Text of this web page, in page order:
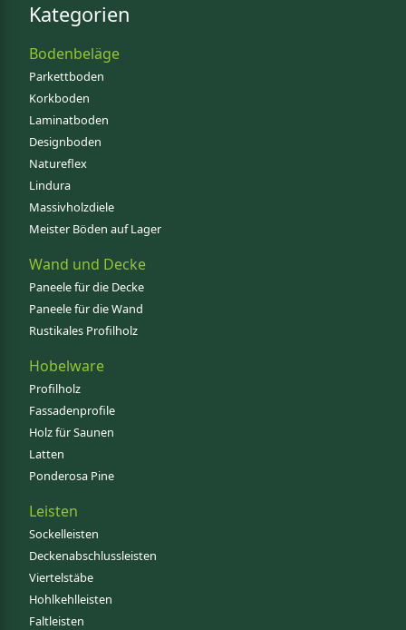
Kategorien
Bodenbeläge
Parkettboden
Korkboden
Laminatboden
Designboden
Natureflex
Lindura
Massivholzdiele
Meister Böden auf Lager
Wand und Decke
Paneele für die Decke
Paneele für die Wand
Rustikales Profilholz
Hobelware
Profilholz
Fassadenprofile
Holz für Saunen
Latten
Ponderosa Pine
Leisten
Sockelleisten
Deckenabschlussleisten
Viertelstäbe
Hohlkehlleisten
Faltleisten